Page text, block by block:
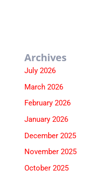
Archives
July 2026
March 2026
February 2026
January 2026
December 2025
November 2025
October 2025